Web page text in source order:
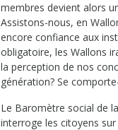
membres devient alors
Assistons-nous, en
encore confiance aux
obligatoire, les Wallons
la perception de nos
génération? Se
Le Baromètre social de
interroge les citoyens